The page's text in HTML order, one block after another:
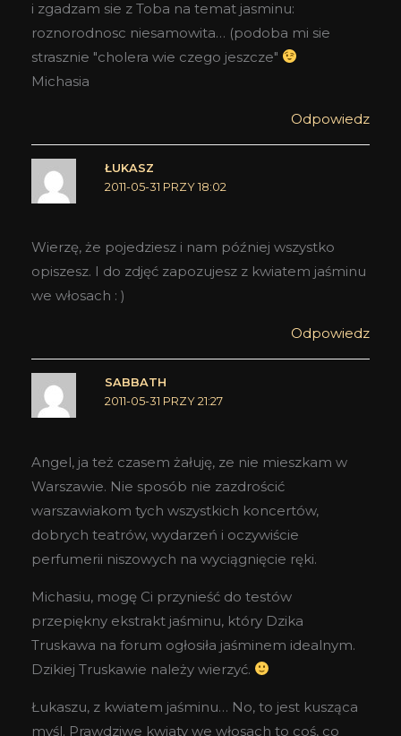
i zgadzam sie z Toba na temat jasminu:
roznorodnosc niesamowita… (podoba mi sie
strasznie "cholera wie czego jeszcze"
Michasia
Odpowiedz
ŁUKASZ
2011-05-31 PRZY 18:02
Wierzę, że pojedziesz i nam później wszystko
opiszesz. I do zdjęć zapozujesz z kwiatem jaśminu
we włosach : )
Odpowiedz
SABBATH
2011-05-31 PRZY 21:27
Angel, ja też czasem żałuję, ze nie mieszkam w
Warszawie. Nie sposób nie zazdrościć
warszawiakom tych wszystkich koncertów,
dobrych teatrów, wydarzeń i oczywiście
perfumerii niszowych na wyciągnięcie ręki.
Michasiu, mogę Ci przynieść do testów
przepiękny ekstrakt jaśminu, który Dzika
Truskawa na forum ogłosiła jaśminem idealnym.
Dzikiej Truskawie należy wierzyć.
Łukaszu, z kwiatem jaśminu… No, to jest kusząca
myśl. Prawdziwe kwiaty we włosach to coś, co